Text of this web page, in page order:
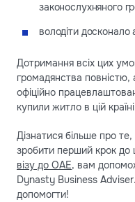
законослухняного
володіти
Дотримання всіх цих
громадянства
офіційно
купили житло в цій
Дізнатися більше про
зробити перший крок
візу до ОАЕ, вам
Dynasty Business
допомогти!